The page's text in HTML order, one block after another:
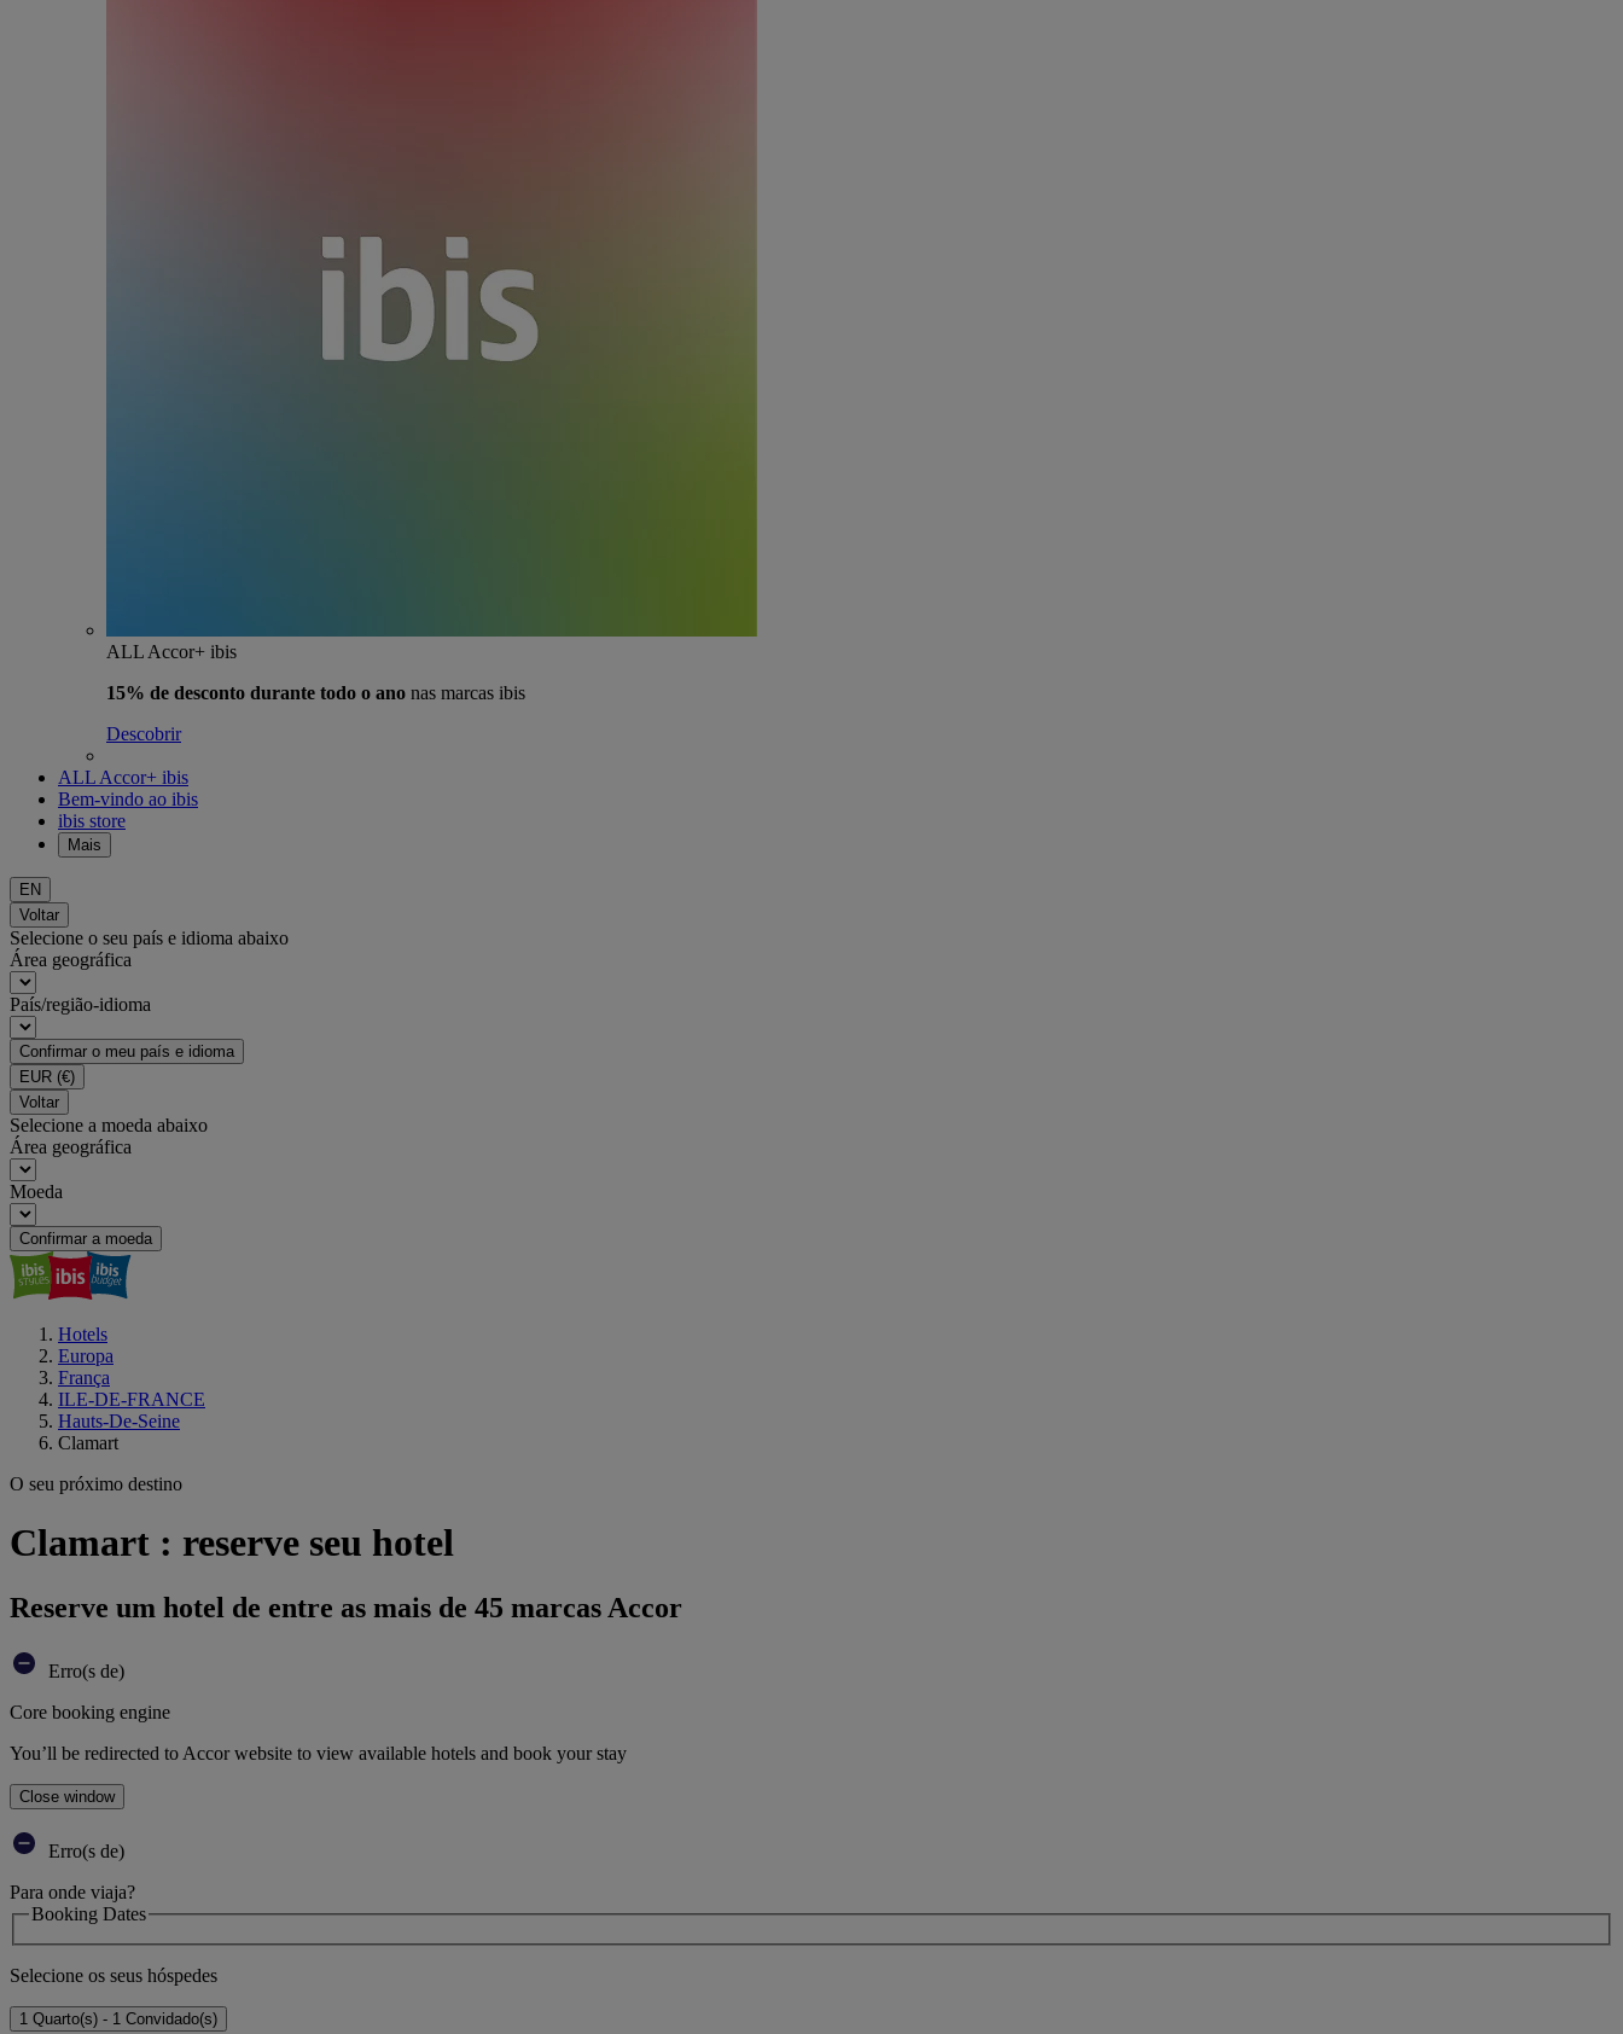
ALL Accor+ ibis
15% de desconto durante todo o ano nas marcas ibis
Descobrir
ALL Accor+ ibis
Bem-vindo ao ibis
ibis store
Mais
EN
Voltar
Selecione o seu país e idioma abaixo
Área geográfica
País/região-idioma
Confirmar o meu país e idioma
EUR (€)
Voltar
Selecione a moeda abaixo
Área geográfica
Moeda
Confirmar a moeda
Hotels
Europa
França
ILE-DE-FRANCE
Hauts-De-Seine
Clamart
O seu próximo destino
Clamart : reserve seu hotel
Reserve um hotel de entre as mais de 45 marcas Accor
Erro(s de)
Core booking engine
You’ll be redirected to Accor website to view available hotels and book your stay
Close window
Erro(s de)
Para onde viaja?
Booking Dates
Selecione os seus hóspedes
1 Quarto(s) - 1 Convidado(s)